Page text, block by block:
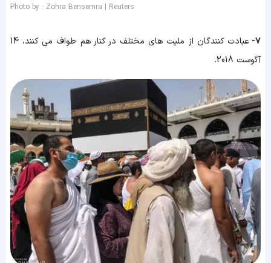
Photo by : Zohra Bensemra | Reuters
7-
عبادت کنندگان از ملیت های مختلف در کنار هم طواف می کنند، 14
آگوست 2018.